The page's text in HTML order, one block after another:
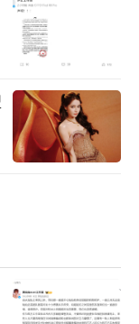
坚定的文化
精神传播海
国传统手工艺
文化交流融
跨文化传播体